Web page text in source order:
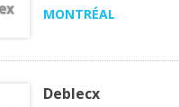
MONTRÉAL
Deblecx